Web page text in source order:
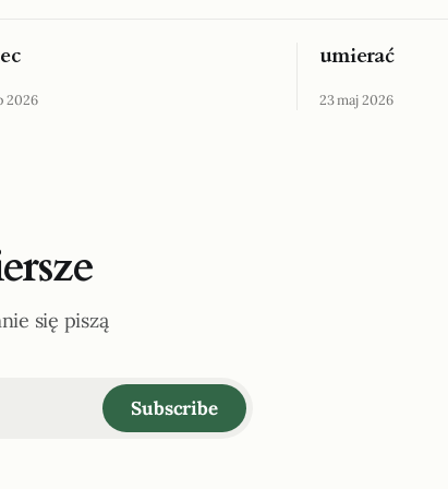
2026
umierać
23 maj 2026
się piszą
Subscribe